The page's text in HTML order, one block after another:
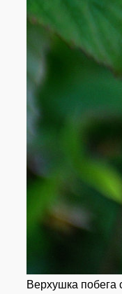
Верхушка побега